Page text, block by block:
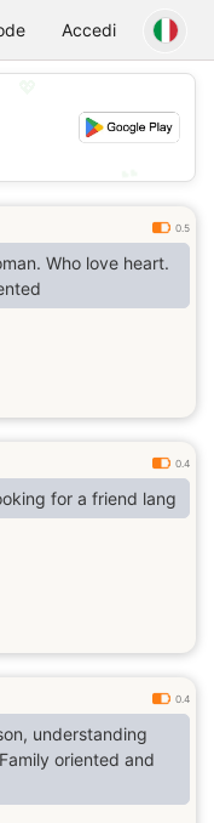
Accedi
0.5
Who love heart.
0.4
for a friend lang
0.4
understanding
oriented and